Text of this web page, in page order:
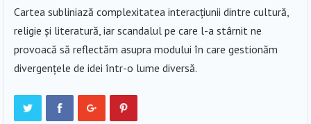
Cartea subliniază complexitatea interacțiunii dintre cultură,
religie și literatură, iar scandalul pe care l-a stârnit ne
provoacă să reflectăm asupra modului în care gestionăm
divergențele de idei într-o lume diversă.